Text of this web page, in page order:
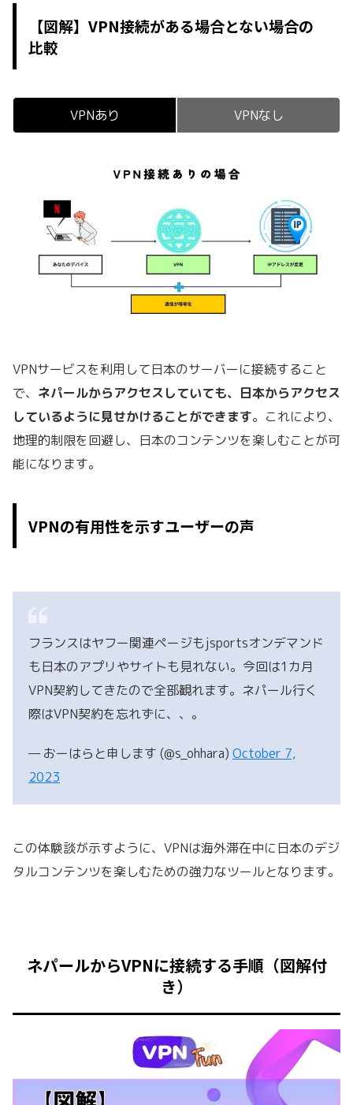
【図解】VPN接続がある場合とない場合の
比較
VPNあり VPNなし
VPNサービスを利用して日本のサーバーに接続すること
で、 ネパールからアクセスしていても、日本からアクセス
しているように見せかけることができます。これにより、
地理的制限を回避し、日本のコンテンツを楽しむことが可
能になります。
VPNの有用性を示すユーザーの声
フランスはヤフー関連ページもjsportsオンデマンド
も日本のアプリやサイトも見れない。今回は1カ月
VPN契約してきたので全部観れます。ネパール行く
際はVPN契約を忘れずに、、。
— おーはらと申します (@s_ohhara) October 7,
2023
この体験談が示すように、VPNは海外滞在中に日本のデジ
タルコンテンツを楽しむための強力なツールとなります。
ネパールからVPNに接続する手順（図解付
き）